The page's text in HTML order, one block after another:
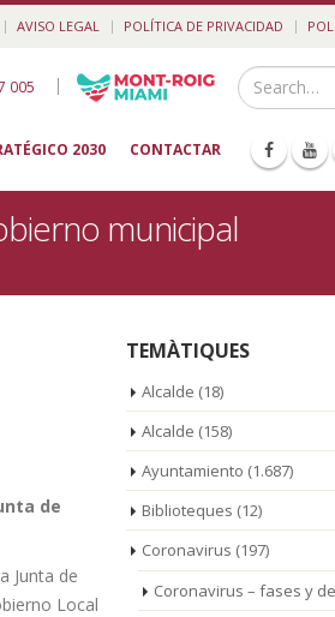
AVISO LEGAL POLÍTICA DE PRIVACIDAD
005 |
2030 CONTACTAR
municipal
de
Junta de
Local
TEMÀTIQUES
Alcalde (18)
Alcalde (158)
Ayuntamiento (1.687)
Biblioteques (12)
Coronavirus (197)
Coronavirus – fases y